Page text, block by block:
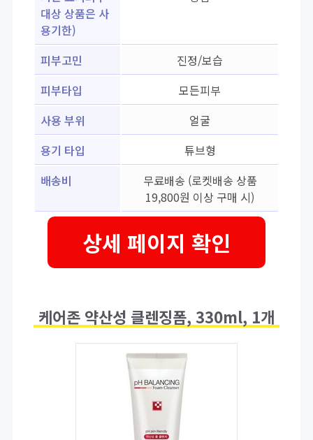
대상 상품은 사
용기한)
피부고민
진정/보습
피부타입
모든피부
사용 부위
얼굴
용기 타입
튜브형
배송비
무료배송 (로켓배송 상품
19,800원 이상 구매 시)
상세 페이지 확인
케어존 약산성 클렌징폼, 330ml, 1개